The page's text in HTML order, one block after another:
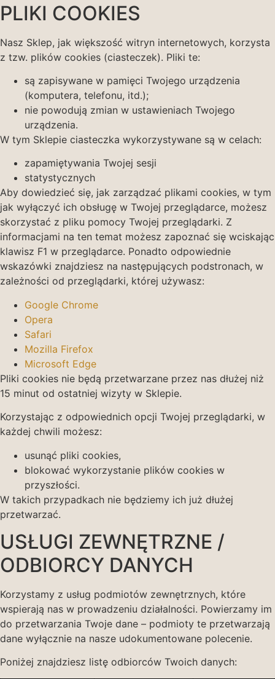
PLIKI COOKIES
Nasz Sklep, jak większość witryn internetowych, korzysta
z tzw. plików cookies (ciasteczek). Pliki te:
są zapisywane w pamięci Twojego urządzenia
(komputera, telefonu, itd.);
nie powodują zmian w ustawieniach Twojego
urządzenia.
W tym Sklepie ciasteczka wykorzystywane są w celach:
zapamiętywania Twojej sesji
statystycznych
Aby dowiedzieć się, jak zarządzać plikami cookies, w tym
jak wyłączyć ich obsługę w Twojej przeglądarce, możesz
skorzystać z pliku pomocy Twojej przeglądarki. Z
informacjami na ten temat możesz zapoznać się wciskając
klawisz F1 w przeglądarce. Ponadto odpowiednie
wskazówki znajdziesz na następujących podstronach, w
zależności od przeglądarki, której używasz:
Google Chrome
Opera
Safari
Mozilla Firefox
Microsoft Edge
Pliki cookies nie będą przetwarzane przez nas dłużej niż
15 minut od ostatniej wizyty w Sklepie.
Korzystając z odpowiednich opcji Twojej przeglądarki, w
każdej chwili możesz:
usunąć pliki cookies,
blokować wykorzystanie plików cookies w
przyszłości.
W takich przypadkach nie będziemy ich już dłużej
przetwarzać.
USŁUGI ZEWNĘTRZNE /
ODBIORCY DANYCH
Korzystamy z usług podmiotów zewnętrznych, które
wspierają nas w prowadzeniu działalności. Powierzamy im
do przetwarzania Twoje dane – podmioty te przetwarzają
dane wyłącznie na nasze udokumentowane polecenie.
Poniżej znajdziesz listę odbiorców Twoich danych: